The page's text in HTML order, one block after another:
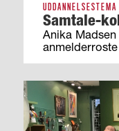
UDDANNELSESTEMA
Samtale-
Anika